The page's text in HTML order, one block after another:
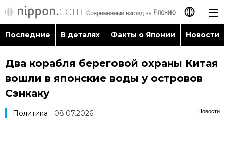
日本語
English
Последние
Последние В деталях Факты о Японии Новости
Два корабля береговой охраны Китая
вошли в японские воды у островов
Сэнкаку
Новости
Политика 08.07.2026